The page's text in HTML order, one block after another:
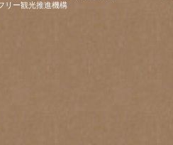
リー観光推進機構